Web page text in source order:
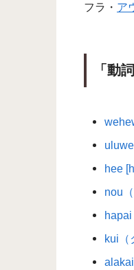
フラ・ ア
「動
hee
nou（
hapai
kui（
alakai